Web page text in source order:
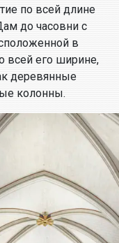
по всей длине
до часовни с
в
всей его ширине,
деревянные
колонны.